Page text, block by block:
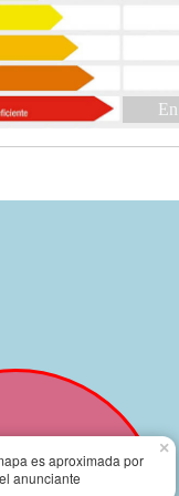
es aproximada por
anunciante
×